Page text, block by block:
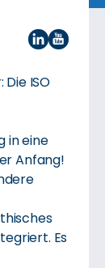
ISO
in eine
Anfang!
Es